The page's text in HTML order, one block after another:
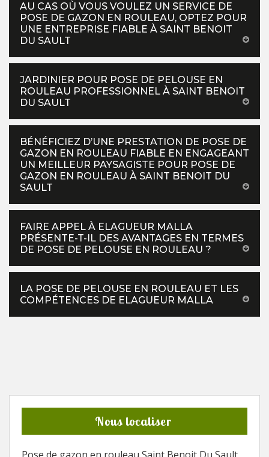
AU CAS OÙ VOUS VOULEZ UN SERVICE DE
POSE DE GAZON EN ROULEAU, OPTEZ POUR
UNE ENTREPRISE FIABLE À SAINT BENOIT
DU SAULT
JARDINIER POUR POSE DE PELOUSE EN
ROULEAU PROFESSIONNEL À SAINT BENOIT
DU SAULT
BÉNÉFICIEZ D’UNE PRESTATION DE POSE DE
GAZON EN ROULEAU FIABLE EN ENGAGEANT
UN MEILLEUR PAYSAGISTE POUR POSE DE
GAZON EN ROULEAU À SAINT BENOIT DU
SAULT
FAIRE APPEL À ELAGUEUR MALLA
PRÉSENTE-T-IL DES AVANTAGES EN TERMES
DE POSE DE PELOUSE EN ROULEAU ?
LA POSE DE PELOUSE EN ROULEAU ET LES
COMPÉTENCES DE ELAGUEUR MALLA
Nous localiser